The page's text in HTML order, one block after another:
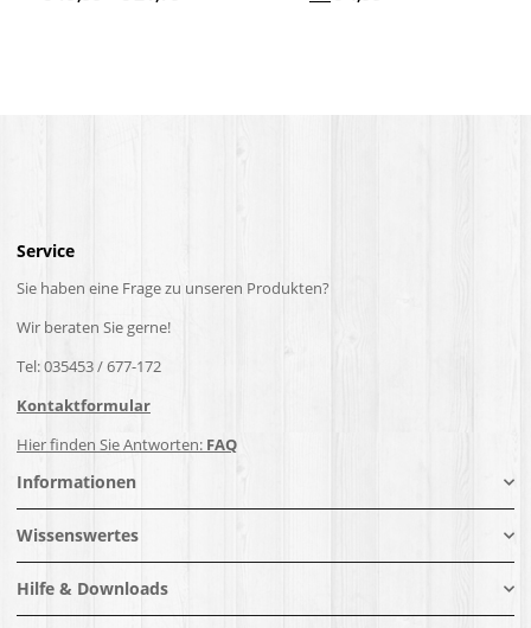
Service
Sie haben eine Frage zu unseren Produkten?
Wir beraten Sie gerne!
Tel: 035453 / 677-172
Kontaktformular
Hier finden Sie Antworten: FAQ
Informationen
Wissenswertes
Hilfe & Downloads